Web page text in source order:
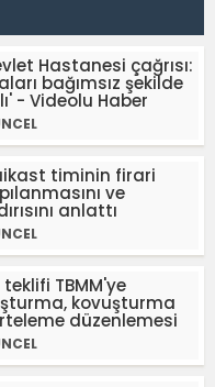
Hastanesi çağrısı:
bağımsız şekilde
- Videolu Haber
timinin firari
ve
anlattı
TBMM'ye
kovuşturma
düzenlemesi